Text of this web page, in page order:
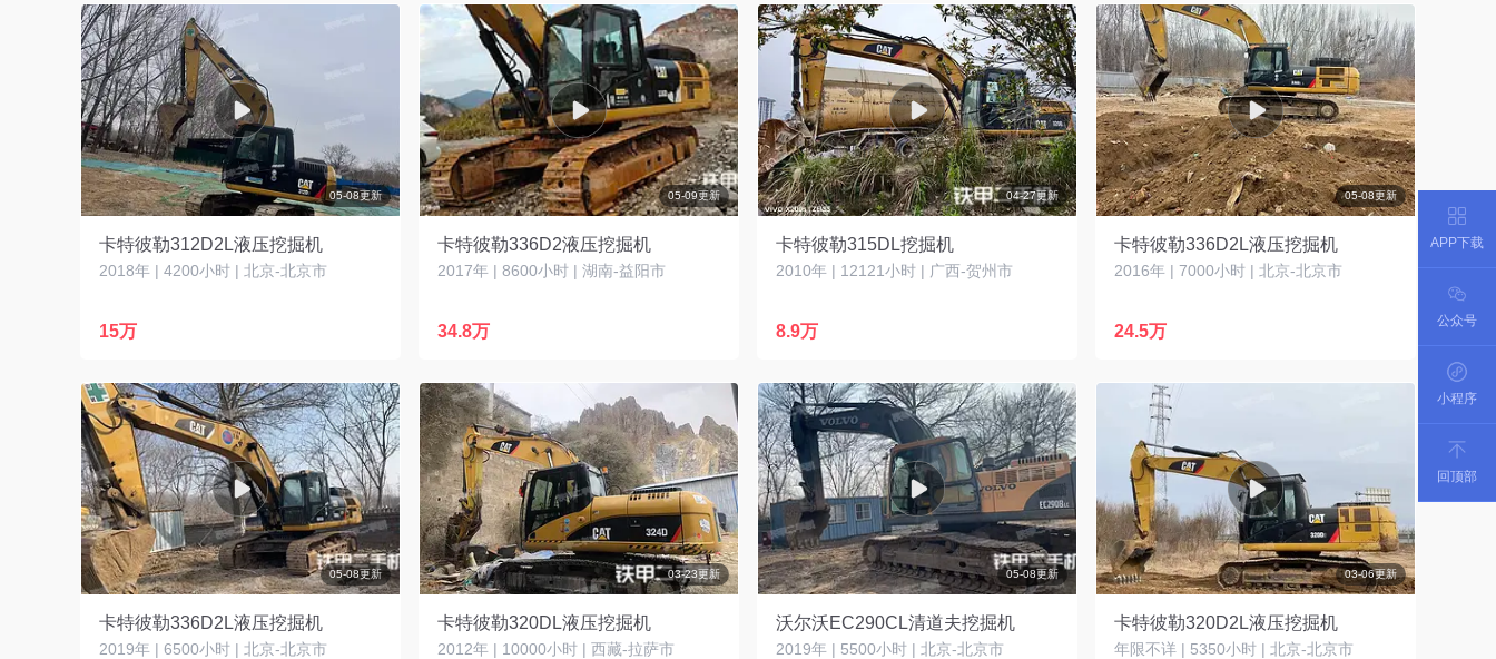
05-08更新
卡特彼勒312D2L液压挖掘机
2018年 | 4200小时 | 北京-北京市
15万
05-09更新
卡特彼勒336D2液压挖掘机
2017年 | 8600小时 | 湖南-益阳市
34.8万
04-27更新
卡特彼勒315DL挖掘机
2010年 | 12121小时 | 广西-贺州市
8.9万
05-08更新
卡特彼勒336D2L液压挖掘机
2016年 | 7000小时 | 北京-北京市
24.5万
05-08更新
卡特彼勒336D2L液压挖掘机
2019年 | 6500小时 | 北京-北京市
03-23更新
卡特彼勒320DL液压挖掘机
2012年 | 10000小时 | 西藏-拉萨市
05-08更新
沃尔沃EC290CL清道夫挖掘机
2019年 | 5500小时 | 北京-北京市
03-06更新
卡特彼勒320D2L液压挖掘机
年限不详 | 5350小时 | 北京-北京市
APP下载
公众号
小程序
回顶部